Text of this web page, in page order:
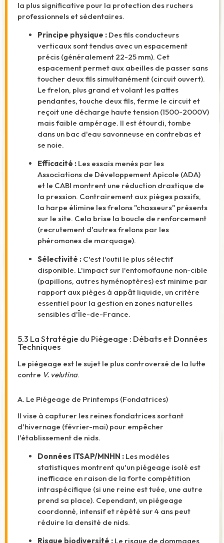
la plus significative pour la protection des ruchers
professionnels et sédentaires.
Principe physique : Des fils conducteurs
verticaux sont tendus avec un espacement
précis (généralement 22-25 mm). Cet
espacement permet aux abeilles de passer sans
toucher deux fils simultanément (circuit ouvert).
Le frelon, plus grand et volant les pattes
pendantes, touche deux fils, ferme le circuit et
reçoit une décharge haute tension (1500-2000V)
mais faible ampérage. Il est étourdi, tombe
dans un bac d'eau savonneuse en contrebas et
se noie.
Efficacité : Les essais menés par les
Associations de Développement Apicole (ADA)
et le CABI montrent une réduction drastique de
la pression. Contrairement aux pièges passifs,
la harpe élimine les frelons "chasseurs" présents
sur le site. Cela brise la boucle de renforcement
(recrutement d'autres frelons par les
phéromones de marquage).
Sélectivité : C'est l'outil le plus sélectif
disponible. L'impact sur l'entomofaune non-cible
(papillons, autres hyménoptères) est minime par
rapport aux pièges à appât liquide, un critère
essentiel pour la gestion en zones naturelles
sensibles d'Île-de-France.
5.3 La Stratégie du Piégeage : Débats et Données
Techniques
Le piégeage est le sujet le plus controversé de la lutte
contre V. velutina.
A. Le Piégeage de Printemps (Fondatrices)
Il vise à capturer les reines fondatrices sortant
d'hivernage (février-mai) pour empêcher
l'établissement de nids.
Données ITSAP/MNHN : Les modèles
statistiques montrent qu'un piégeage isolé est
inefficace en raison de la forte compétition
intraspécifique (si une reine est tuée, une autre
prend sa place). Cependant, un piégeage
coordonné, intensif et répété sur 4 ans peut
réduire la densité de nids.
Risque biodiversité : Le risque de dommages